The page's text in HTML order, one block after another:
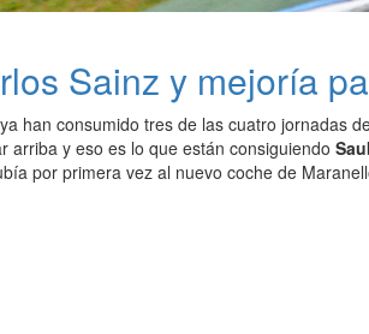
Sainz y mejoría
han consumido tres de las cuatro jornadas
arriba y eso es lo que están consiguiendo
por primera vez al nuevo coche de